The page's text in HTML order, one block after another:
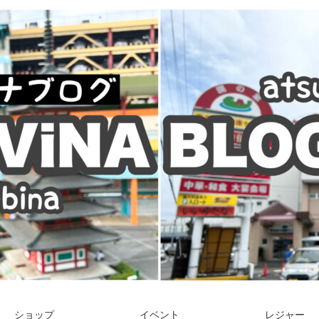
ショップ イベント レジャー